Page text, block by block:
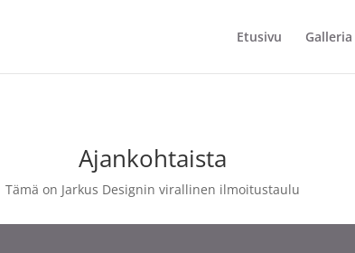
Etusivu Galleria
Ajankohtaista
Tämä on Jarkus Designin virallinen ilmoitustaulu